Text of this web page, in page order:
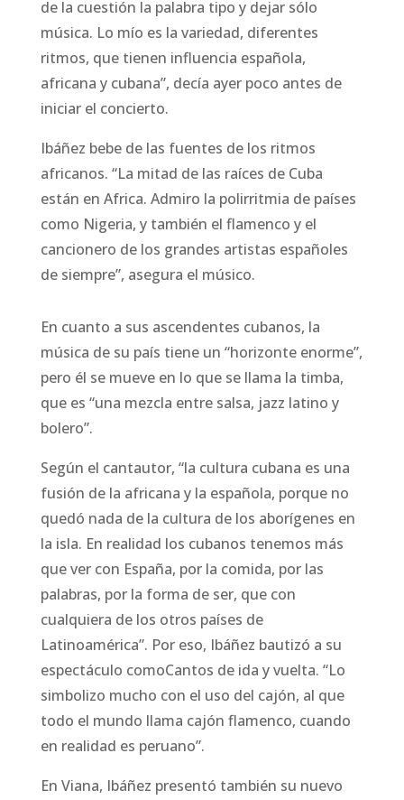
de la cuestión la palabra tipo y dejar sólo
música. Lo mío es la variedad, diferentes
ritmos, que tienen influencia española,
africana y cubana”, decía ayer poco antes de
iniciar el concierto.
Ibáñez bebe de las fuentes de los ritmos
africanos. “La mitad de las raíces de Cuba
están en Africa. Admiro la polirritmia de países
como Nigeria, y también el flamenco y el
cancionero de los grandes artistas españoles
de siempre”, asegura el músico.
En cuanto a sus ascendentes cubanos, la
música de su país tiene un “horizonte enorme”,
pero él se mueve en lo que se llama la timba,
que es “una mezcla entre salsa, jazz latino y
bolero”.
Según el cantautor, “la cultura cubana es una
fusión de la africana y la española, porque no
quedó nada de la cultura de los aborígenes en
la isla. En realidad los cubanos tenemos más
que ver con España, por la comida, por las
palabras, por la forma de ser, que con
cualquiera de los otros países de
Latinoamérica”. Por eso, Ibáñez bautizó a su
espectáculo comoCantos de ida y vuelta. “Lo
simbolizo mucho con el uso del cajón, al que
todo el mundo llama cajón flamenco, cuando
en realidad es peruano”.
En Viana, Ibáñez presentó también su nuevo